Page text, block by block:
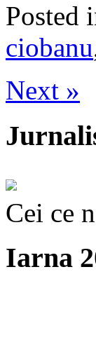
Posted
ciobanu
Next »
Cei ce
Iarna